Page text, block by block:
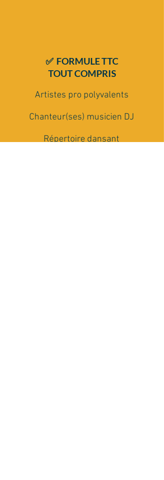
✅ FORMULE TTC
TOUT COMPRIS
Artistes pro polyvalents
Chanteur(ses) musicien DJ
Répertoire dansant